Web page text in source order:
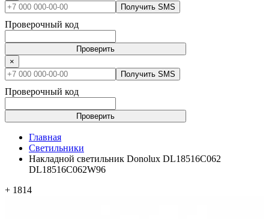
Получить SMS
Проверочный код
Проверить
×
Получить SMS
Проверочный код
Проверить
Главная
Светильники
Накладной светильник Donolux DL18516C062
DL18516C062W96
+ 1814